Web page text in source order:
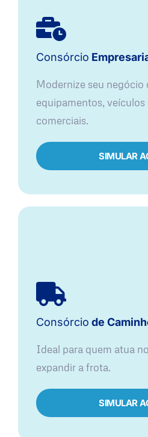
Consórcio
Modernize seu negócio
equipamentos, veículos
comerciais.
SIMULAR
Consórcio de
Ideal para quem atua
expandir a frota.
SIMULAR